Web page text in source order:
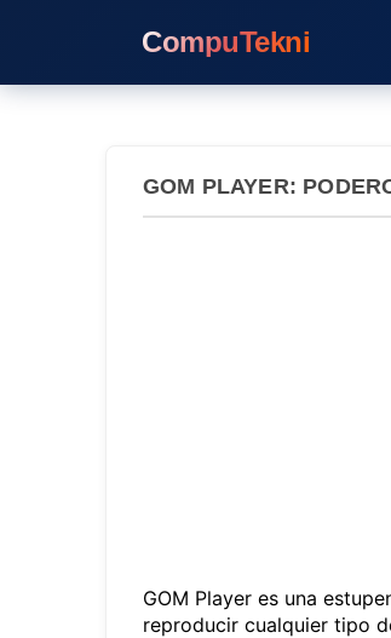
CompuTekni
GOM PLAYER:
GOM Player es una
reproducir cualquier tipo